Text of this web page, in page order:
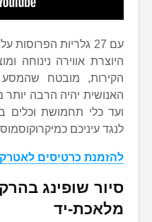
עם 27 גלריות
היוצרת אווירה נינוחה
הקירות, מובטח
האנושית יהיה הרבה
ועד כלי תחמושת וכלים
לנגד עיניכם
להזמנת כרטיסים
סיור שופינג
מלאכת-יד